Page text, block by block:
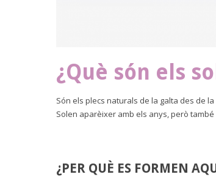
¿Què són els
Són els plecs naturals de la galta des de
Solen aparèixer amb els anys, però
¿PER QUÈ ES FORMEN